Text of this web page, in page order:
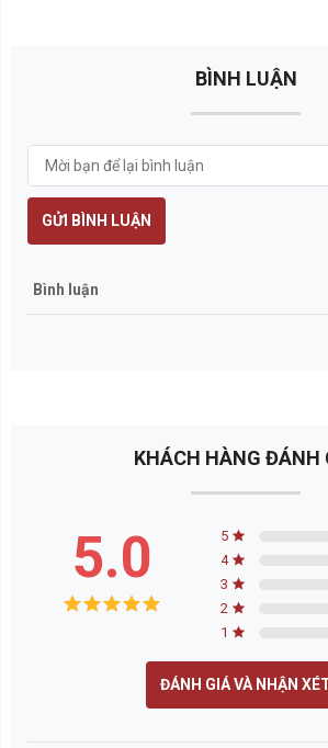
BÌNH LUẬN
GỬI BÌNH LUẬN
Bình luận
KHÁCH HÀNG ĐÁNH
5.0 5
4
3
2
1
ĐÁNH GIÁ VÀ NHẬN